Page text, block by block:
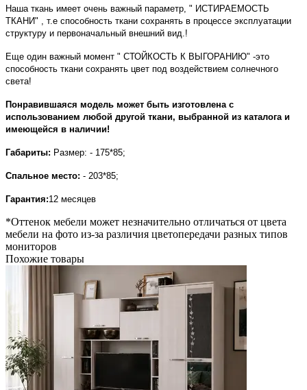
Наша ткань имеет очень важный параметр, " ИСТИРАЕМОСТЬ
ТКАНИ" , т.е способность ткани сохранять в процессе эксплуатации
структуру и первоначальный внешний вид.!
Еще один важный момент " СТОЙКОСТЬ К ВЫГОРАНИЮ" -это
способность ткани сохранять цвет под воздействием солнечного
света!
Понравившаяся модель может быть изготовлена с
использованием любой другой ткани, выбранной из каталога и
имеющейся в наличии!
Габариты: Размер: - 175*85;
Спальное место: - 203*85;
Гарантия:12 месяцев
*Оттенок мебели может незначительно отличаться от цвета
мебели на фото из-за различия цветопередачи разных типов
мониторов
Похожие товары